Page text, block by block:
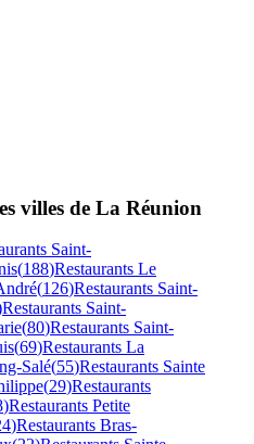
villes de La Réunion
Saint-
(188)Restaurants Le
(126)Restaurants Saint-
Restaurants Saint-
(80)Restaurants Saint-
(69)Restaurants La
Salé(55)Restaurants Sainte
(29)Restaurants
)Restaurants Petite
)Restaurants Bras-